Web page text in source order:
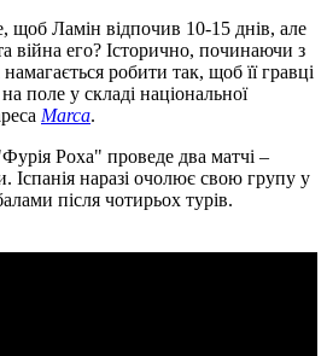
Ламін відпочив 10-15 днів, але
війна его? Історично, починаючи з
робити так, щоб її гравці
поле у складі національної
Marca.
Роха" проведе два матчі –
Іспанія наразі очолює свою групу у
після чотирьох турів.